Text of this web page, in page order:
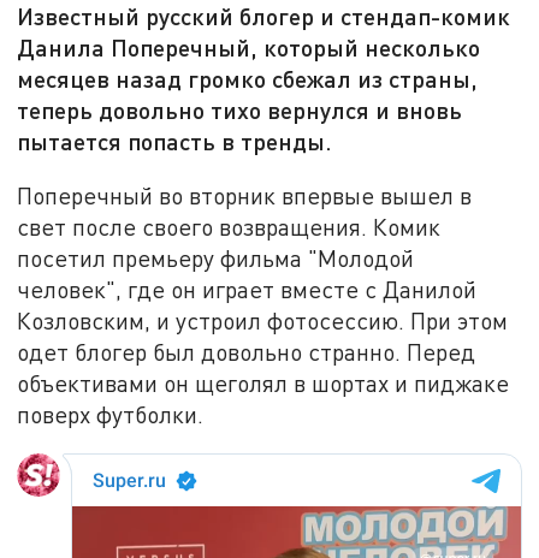
Известный русский блогер и стендап-комик
Данила Поперечный, который несколько
месяцев назад громко сбежал из страны,
теперь довольно тихо вернулся и вновь
пытается попасть в тренды.
Поперечный во вторник впервые вышел в
свет после своего возвращения. Комик
посетил премьеру фильма "Молодой
человек", где он играет вместе с Данилой
Козловским, и устроил фотосессию. При этом
одет блогер был довольно странно. Перед
объективами он щеголял в шортах и пиджаке
поверх футболки.